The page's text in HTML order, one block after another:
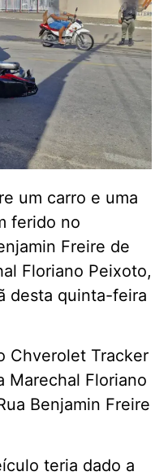
um carro e uma
ferido no
Freire de
Floriano Peixoto,
desta quinta-feira
Chverolet Tracker
Marechal Floriano
Benjamin Freire
teria dado a